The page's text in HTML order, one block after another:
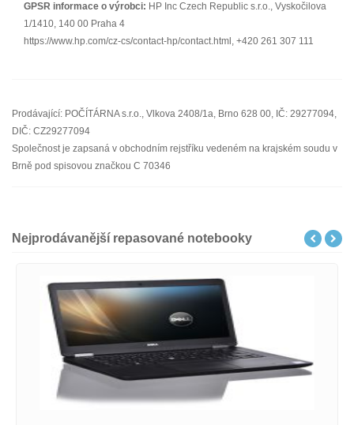
GPSR informace o výrobci: HP Inc Czech Republic s.r.o., Vyskočilova
1/1410, 140 00 Praha 4
https://www.hp.com/cz-cs/contact-hp/contact.html, +420 261 307 111
Prodávající: POČÍTÁRNA s.r.o., Vlkova 2408/1a, Brno 628 00, IČ: 29277094,
DIČ: CZ29277094
Společnost je zapsaná v obchodním rejstříku vedeném na krajském soudu v
Brně pod spisovou značkou C 70346
Nejprodávanější repasované notebooky